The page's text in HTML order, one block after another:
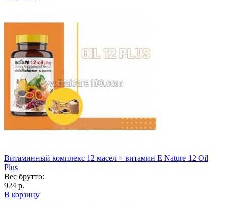
Витаминный комплекс 12 масел + витамин Е Nature 12 Oil
Plus
Вес брутто:
924 р.
В корзину